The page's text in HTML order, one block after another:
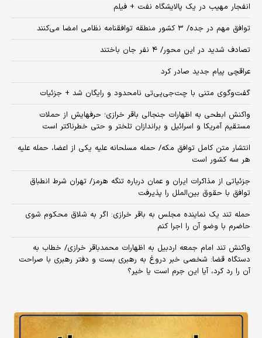
انفجار مهیب در یک پالایشگاه نفت + فیلم
توافق مهم در جده/ ۳ کشور منطقه توافقنامه نظامی امضا می‌کنند
تصادف شدید در این محور/ ۴ نفر جان باختند
عراقچی پیام جدید صادر کرد
گفت‌وگوی متنی با چت‌جی‌پی‌تی نامحدود و رایگان شد + جزئیات
واکنش ابطحی به اظهارات جنجالی باقر خرازی؛ حرفهایش از حملات
مستقیم آمریکا و اسرائیل و براندازان تلختر و حتی خطرناکتر است
انتشار متن کامل توافق مکه/ حمله مسلحانه علیه یکی از اعضا، حمله علیه
هر سه کشور است
جزئیاتی از مذاکرات ایران و عمان درباره تنگه هرمز/ تهران شرط انطباق
توافق با حقوق بین‌الملل را پذیرفت
حمله تند یک نماینده مجلس به باقر خرازی: اگر به شلاق محکوم شوی
حاضرم با وضو آن را اجرا کنم
واکنش تند امام جمعه اردبیل به اظهارات محمدباقر خرازی/ خطاب به
دستگاه قضا: شخصی خبر دروغ به رهبری بست و دفتر رهبری با صراحت
آن را رد کرد، آیا این جرم است یا خیر؟